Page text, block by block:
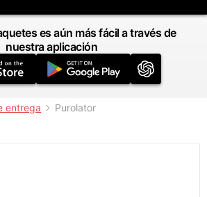
es aún más fácil a través de
nuestra aplicación
entrega Purolator